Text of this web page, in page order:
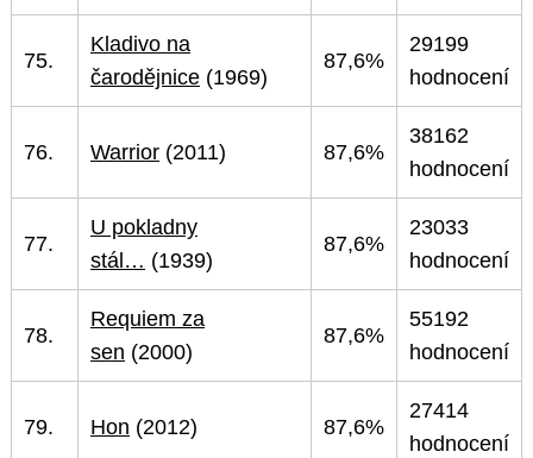
75.
Kladivo na
čarodějnice (1969)
87,6%
29199
hodnocení
76. Warrior (2011) 87,6%
38162
hodnocení
77.
U pokladny
stál… (1939)
87,6%
23033
hodnocení
78.
Requiem za
sen (2000)
87,6%
55192
hodnocení
79. Hon (2012) 87,6%
27414
hodnocení